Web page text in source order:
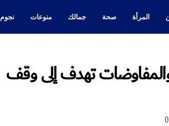
المرأة صحة جمالك منوعات نجوم
تهدف إلى وقف